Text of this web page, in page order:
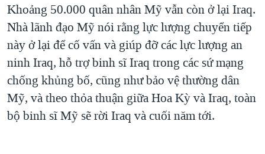
Khoảng 50.000 quân nhân Mỹ vẫn còn ở lại Iraq.
Nhà lãnh đạo Mỹ nói rằng lực lượng chuyển tiếp
này ở lại để cố vấn và giúp đỡ các lực lượng an
ninh Iraq, hỗ trợ binh sĩ Iraq trong các sứ mạng
chống khủng bố, cũng như bảo vệ thường dân
Mỹ, và theo thỏa thuận giữa Hoa Kỳ và Iraq, toàn
bộ binh sĩ Mỹ sẽ rời Iraq và cuối năm tới.